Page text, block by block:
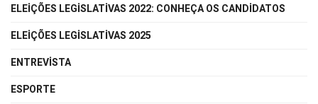
ELEIÇÕES LEGISLATIVAS 2022: CONHEÇA OS CANDIDATOS
ELEIÇÕES LEGISLATIVAS 2025
ENTREVISTA
ESPORTE